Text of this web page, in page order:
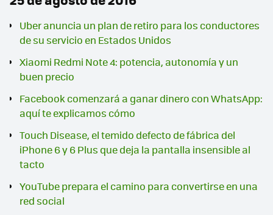
Uber anuncia un plan de retiro para los conductores
de su servicio en Estados Unidos
Xiaomi Redmi Note 4: potencia, autonomía y un
buen precio
Facebook comenzará a ganar dinero con WhatsApp:
aquí te explicamos cómo
Touch Disease, el temido defecto de fábrica del
iPhone 6 y 6 Plus que deja la pantalla insensible al
tacto
YouTube prepara el camino para convertirse en una
red social